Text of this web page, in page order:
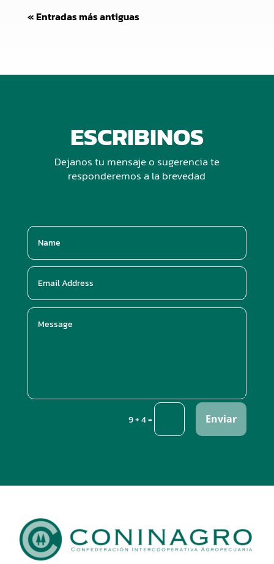
« Entradas más antiguas
ESCRIBINOS
Dejanos tu mensaje o sugerencia te
responderemos a la brevedad
9 + 4= Enviar